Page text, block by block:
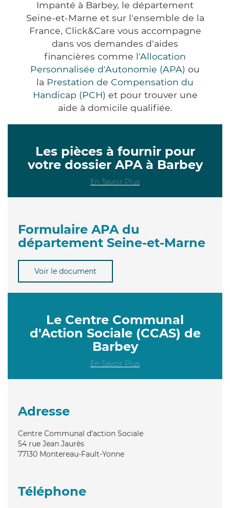
Impanté à Barbey, le département
Seine-et-Marne et sur l'ensemble de la
France, Click&Care vous accompagne
dans vos demandes d'aides
financières comme l'Allocation
Personnalisée d'Autonomie (APA) ou
la Prestation de Compensation du
Handicap (PCH) et pour trouver une
aide à domicile qualifiée.
Les pièces à fournir pour
votre dossier APA à Barbey
En Savoir Plus
Formulaire APA du
département Seine-et-Marne
Voir le document
Le Centre Communal
d'Action Sociale (CCAS) de
Barbey
En Savoir Plus
Adresse
Centre Communal d'action Sociale
54 rue Jean Jaurès
77130 Montereau-Fault-Yonne
Téléphone